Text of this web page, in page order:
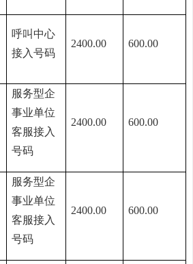
呼叫中心
接入号码
2400.00 600.00
服务型企
事业单位
客服接入
号码
2400.00 600.00
服务型企
事业单位
客服接入
号码
2400.00 600.00